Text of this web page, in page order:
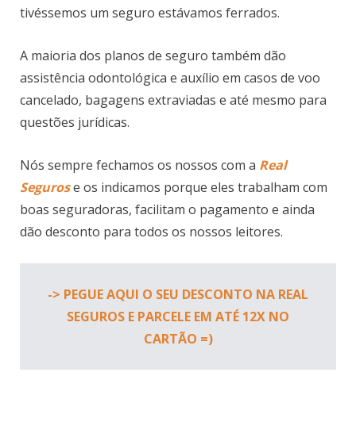
tivéssemos um seguro estávamos ferrados.
A maioria dos planos de seguro também dão
assistência odontológica e auxílio em casos de voo
cancelado, bagagens extraviadas e até mesmo para
questões jurídicas.
Nós sempre fechamos os nossos com a Real
Segurose os indicamos porque eles trabalham com
boas seguradoras, facilitam o pagamento e ainda
dão desconto para todos os nossos leitores.
-> PEGUE AQUI O SEU DESCONTO NA REAL
SEGUROS E PARCELE EM ATÉ 12X NO
CARTÃO =)